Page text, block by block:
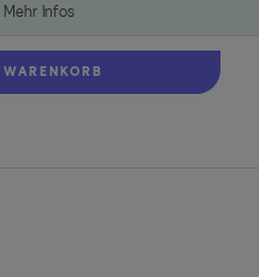
Mehr Infos